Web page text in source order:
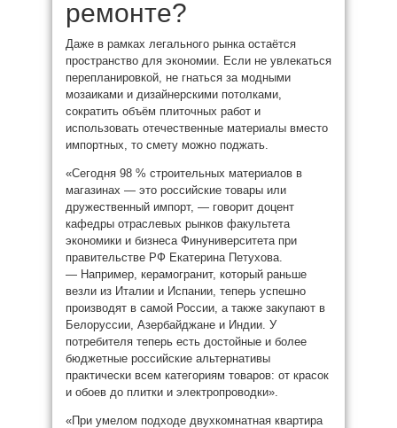
ремонте?
Даже в рамках легального рынка остаётся
пространство для экономии. Если не увлекаться
перепланировкой, не гнаться за модными
мозаиками и дизайнерскими потолками,
сократить объём плиточных работ и
использовать отечественные материалы вместо
импортных, то смету можно поджать.
«Сегодня 98 % строительных материалов в
магазинах — это российские товары или
дружественный импорт, — говорит доцент
кафедры отраслевых рынков факультета
экономики и бизнеса Финуниверситета при
правительстве РФ Екатерина Петухова.
— Например, керамогранит, который раньше
везли из Италии и Испании, теперь успешно
производят в самой России, а также закупают в
Белоруссии, Азербайджане и Индии. У
потребителя теперь есть достойные и более
бюджетные российские альтернативы
практически всем категориям товаров: от красок
и обоев до плитки и электропроводки».
«При умелом подходе двухкомнатная квартира